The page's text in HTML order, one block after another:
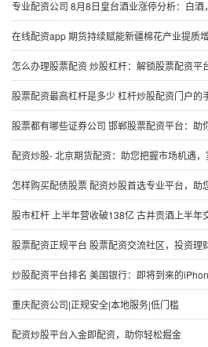
专业配资公司 8月8日皇台酒业涨停分析：白酒
在线配资app 期货持续赋能新疆棉花产业提质
怎么办理股票配资 炒股杠杆：解锁股票配资平
股票配资最高杠杆是多少 杠杆炒股配资门户的
股票都有哪些证券公司 邯郸股票配资平台：助
配资炒股- 北京期货配资：助您把握市场机遇
怎样购买配债股票 配资炒股首选专业平台，助
股市杠杆 上半年营收破138亿 古井贡酒上半年交
股票配资正规平台 股票配资交流社区，投资理
炒股配资平台排名 美国银行：即将到来的iPhone发
重庆配资公司|正规安全|本地服务|低门槛
配资炒股平台入金即配资，助你轻松掘金